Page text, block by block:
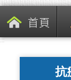
首頁
:::
抗